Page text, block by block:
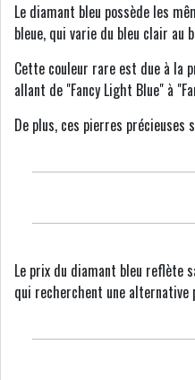
Le diamant bleu possède les
bleue, qui varie du bleu clair
Cette couleur rare est due à la
allant de "Fancy Light Blue" à
De plus, ces pierres
Le prix du diamant bleu reflète
qui recherchent une